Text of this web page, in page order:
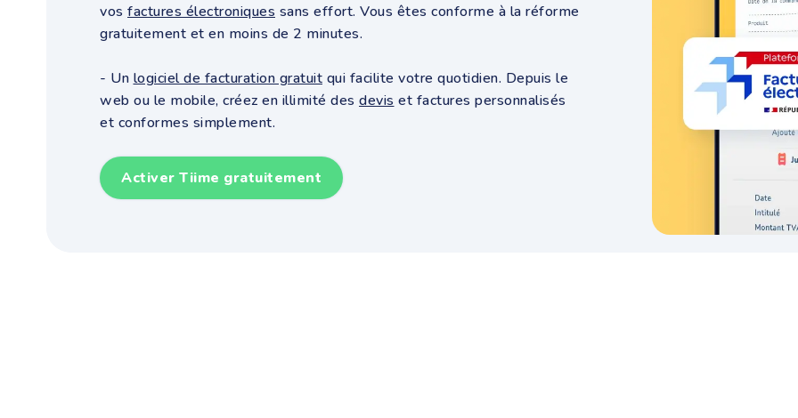
vos factures électroniques sans effort. Vous êtes conforme à la réforme
gratuitement et en moins de 2 minutes.
- Un logiciel de facturation gratuit qui facilite votre quotidien. Depuis le
web ou le mobile, créez en illimité des devis et factures personnalisés
et conformes simplement.
Activer Tiime gratuitement